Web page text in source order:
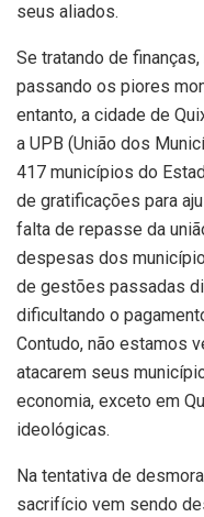
seus aliados.
Se tratando de
passando os piores
entanto, a cidade de
a UPB (União dos
417 municípios do
de gratificações para
falta de repasse da
despesas dos
de gestões passadas
dificultando o
Contudo, não estamos
atacarem seus
economia, exceto em
ideológicas.
Na tentativa de
sacrifício vem sendo